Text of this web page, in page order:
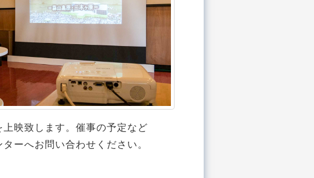
上映致します。催事の予定など
ーへお問い合わせください。